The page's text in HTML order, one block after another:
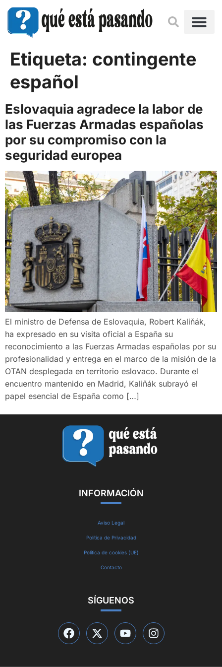
Etiqueta: contingente
español
Eslovaquia agradece la labor de
las Fuerzas Armadas españolas
por su compromiso con la
seguridad europea
El ministro de Defensa de Eslovaquia, Robert Kaliňák,
ha expresado en su visita oficial a España su
reconocimiento a las Fuerzas Armadas españolas por su
profesionalidad y entrega en el marco de la misión de la
OTAN desplegada en territorio eslovaco. Durante el
encuentro mantenido en Madrid, Kaliňák subrayó el
papel esencial de España como […]
INFORMACIÓN
Aviso Legal
Política de Privacidad
Política de cookies (UE)
Contacto
SÍGUENOS